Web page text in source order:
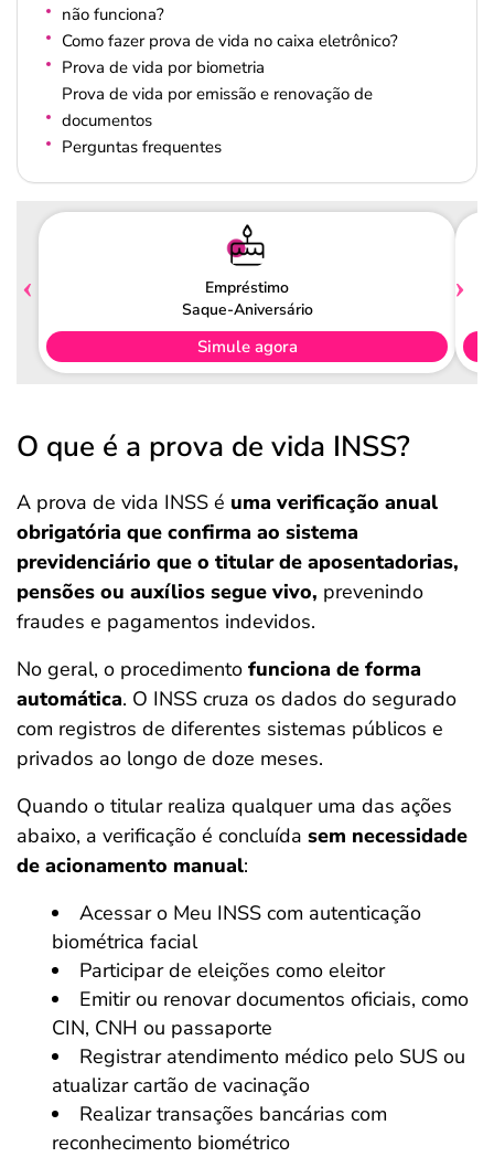
não funciona?
Como fazer prova de vida no caixa eletrônico?
Prova de vida por biometria
Prova de vida por emissão e renovação de
documentos
Perguntas frequentes
Empréstimo
Saque-Aniversário
Simule agora
O que é a prova de vida INSS?
A prova de vida INSS é uma verificação anual
obrigatória que confirma ao sistema
previdenciário que o titular de aposentadorias,
pensões ou auxílios segue vivo, prevenindo
fraudes e pagamentos indevidos.
No geral, o procedimento funciona de forma
automática. O INSS cruza os dados do segurado
com registros de diferentes sistemas públicos e
privados ao longo de doze meses.
Quando o titular realiza qualquer uma das ações
abaixo, a verificação é concluída sem necessidade
de acionamento manual:
Acessar o Meu INSS com autenticação
biométrica facial
Participar de eleições como eleitor
Emitir ou renovar documentos oficiais, como
CIN, CNH ou passaporte
Registrar atendimento médico pelo SUS ou
atualizar cartão de vacinação
Realizar transações bancárias com
reconhecimento biométrico